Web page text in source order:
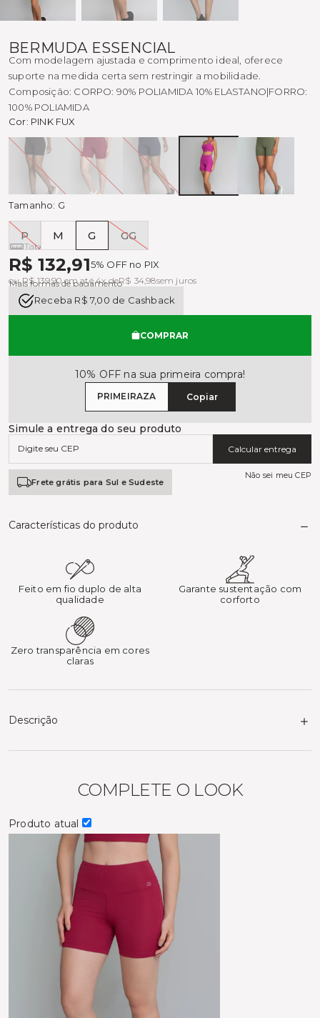
BERMUDA ESSENCIAL
Com modelagem ajustada e comprimento ideal, oferece
suporte na medida certa sem restringir a mobilidade.
Composição: CORPO: 90% POLIAMIDA 10% ELASTANO|FORRO:
100% POLIAMIDA
Cor: PINK FUX
Preto CARMIN MARINHO PINK
FUX
ARMY
GREEN
Tamanho: G
P M G GG
Tabela de medidas
ou R$ 139,90 em até 4x deR$ 34,98sem juros
R$ 132,915% OFF no PIX
Mais formas de pagamento
Receba R$ 7,00 de Cashback
COMPRAR
10% OFF na sua primeira compra!
PRIMEIRAZA Copiar
Simule a entrega do seu produto
Calcular entrega
Frete grátis para Sul e Sudeste
Não sei meu CEP
Características do produto
Feito em fio duplo de alta
qualidade
Garante sustentação com
corforto
Zero transparência em cores
claras
Descrição
COMPLETE O LOOK
Produto atual